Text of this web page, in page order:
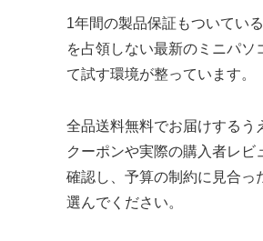
1年間の製品保証もついてい
を占領しない最新のミニパソ
て試す環境が整っています。
全品送料無料でお届けするう
クーポンや実際の購入者レビ
確認し、予算の制約に見合っ
選んでください。